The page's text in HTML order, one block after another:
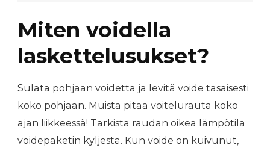
Miten voidella
laskettelusukset?
Sulata pohjaan voidetta ja levitä voide tasaisesti
koko pohjaan. Muista pitää voitelurauta koko
ajan liikkeessä! Tarkista raudan oikea lämpötila
voidepaketin kyljestä. Kun voide on kuivunut,